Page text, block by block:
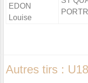
EDON
Louise
Autres tirs :